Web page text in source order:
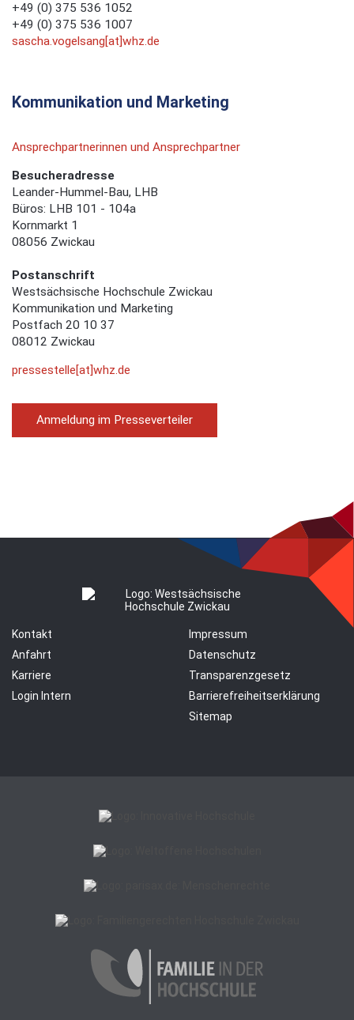
+49 (0) 375 536 1052
+49 (0) 375 536 1007
sascha.vogelsang[at]whz.de
Kommunikation und Marketing
Ansprechpartnerinnen und Ansprechpartner
Besucheradresse
Leander-Hummel-Bau, LHB
Büros: LHB 101 - 104a
Kornmarkt 1
08056 Zwickau
Postanschrift
Westsächsische Hochschule Zwickau
Kommunikation und Marketing
Postfach 20 10 37
08012 Zwickau
pressestelle[at]whz.de
Anmeldung im Presseverteiler
Kontakt
Anfahrt
Karriere
Login Intern
Impressum
Datenschutz
Transparenzgesetz
Barrierefreiheitserklärung
Sitemap